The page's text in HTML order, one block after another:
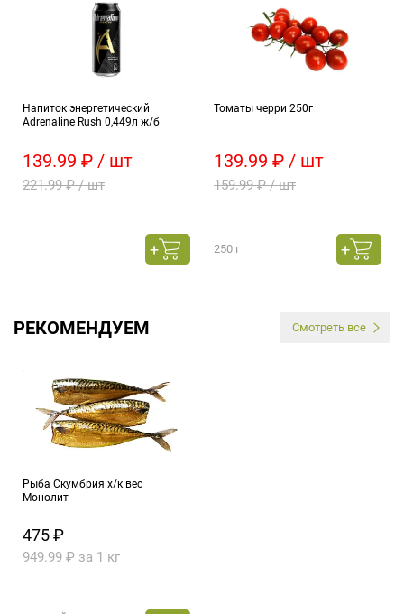
Напиток энергетический
Adrenaline Rush 0,449л ж/б
139.99 ₽ / шт
221.99 ₽ / шт
Томаты черри 250г
139.99 ₽ / шт
159.99 ₽ / шт
250 г
РЕКОМЕНДУЕМ Смотреть все
Рыба Скумбрия х/к вес
Монолит
475 ₽
949.99 ₽ за 1 кг